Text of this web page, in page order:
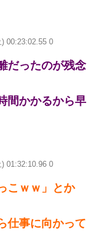
00:23:02.55 0
だったのが残念
間かかるから早
01:32:10.96 0
こｗｗ」とか
仕事に向かって